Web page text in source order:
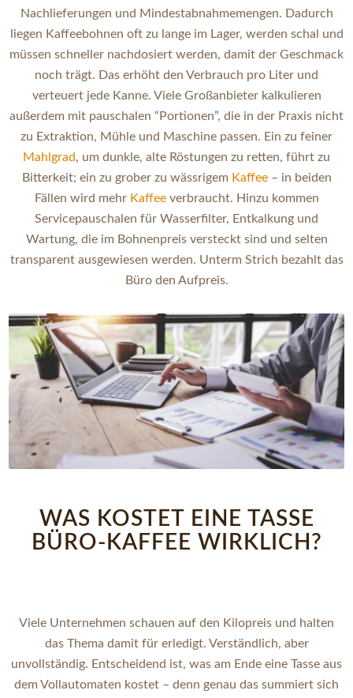
Nachlieferungen und Mindestabnahmemengen. Dadurch
liegen Kaffeebohnen oft zu lange im Lager, werden schal und
müssen schneller nachdosiert werden, damit der Geschmack
noch trägt. Das erhöht den Verbrauch pro Liter und
verteuert jede Kanne. Viele Großanbieter kalkulieren
außerdem mit pauschalen “Portionen”, die in der Praxis nicht
zu Extraktion, Mühle und Maschine passen. Ein zu feiner
Mahlgrad, um dunkle, alte Röstungen zu retten, führt zu
Bitterkeit; ein zu grober zu wässrigem Kaffee– in beiden
Fällen wird mehr Kaffeeverbraucht. Hinzu kommen
Servicepauschalen für Wasserfilter, Entkalkung und
Wartung, die im Bohnenpreis versteckt sind und selten
transparent ausgewiesen werden. Unterm Strich bezahlt das
Büro den Aufpreis.
WAS KOSTET EINE TASSE
BÜRO-KAFFEE WIRKLICH?
Viele Unternehmen schauen auf den Kilopreis und halten
das Thema damit für erledigt. Verständlich, aber
unvollständig. Entscheidend ist, was am Ende eine Tasse aus
dem Vollautomaten kostet – denn genau das summiert sich